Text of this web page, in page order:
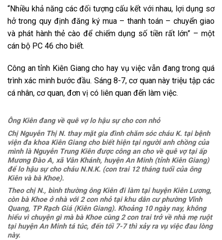
“Nhiều khả năng các đối tượng cấu kết với nhau, lợi dụng sơ
hở trong quy định đăng ký mua – thanh toán – chuyển giao
và phát hành thẻ cào để chiếm dụng số tiền rất lớn” – một
cán bộ PC 46 cho biết.
Công an tỉnh Kiên Giang cho hay vụ việc vẫn đang trong quá
trình xác minh bước đầu. Sáng 8-7, cơ quan này triệu tập các
cá nhân, cơ quan, đơn vị có liên quan đến làm việc.
Ông Kiên đang về quê vợ lo hậu sự cho con nhỏ
Chị Nguyễn Thị N. thay mặt gia đình chăm sóc cháu K. tại bệnh
viện đa khoa Kiên Giang cho biết hiện tại người anh chồng của
mình là Nguyễn Trung Kiên được công an cho về quê vợ tại ấp
Mương Đào A, xã Vân Khánh, huyện An Minh (tỉnh Kiên Giang)
để lo hậu sự cho cháu N.N.K. (con trai 12 tháng tuổi của ông
Kiên và bà Khoe).
Theo chị N., bình thường ông Kiên đi làm tại huyện Kiên Lương,
còn bà Khoe ở nhà với 2 con nhỏ tại khu dân cư phường Vĩnh
Quang, TP Rạch Giá (Kiên Giang). Khoảng 10 ngày nay, không
hiểu vì chuyện gì mà bà Khoe cùng 2 con trai trở về nhà mẹ ruột
tại huyện An Minh tá túc, đến tối 7-7 thì xảy ra vụ việc đau lòng
này.